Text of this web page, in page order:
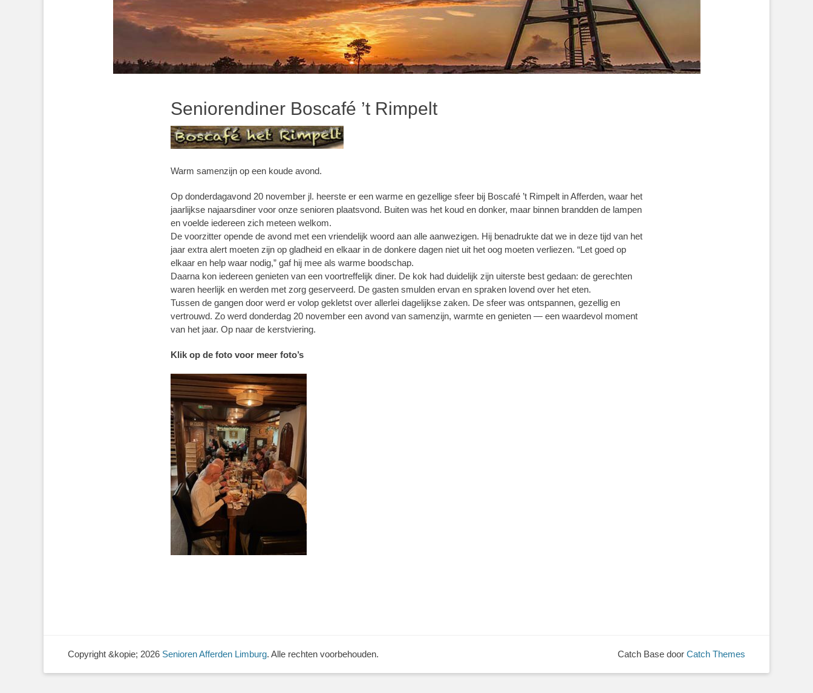
Seniorendiner Boscafé ’t Rimpelt
Warm samenzijn op een koude avond.
Op donderdagavond 20 november jl. heerste er een warme en gezellige sfeer bij Boscafé ’t Rimpelt in Afferden, waar het
jaarlijkse najaarsdiner voor onze senioren plaatsvond. Buiten was het koud en donker, maar binnen brandden de lampen
en voelde iedereen zich meteen welkom.
De voorzitter opende de avond met een vriendelijk woord aan alle aanwezigen. Hij benadrukte dat we in deze tijd van het
jaar extra alert moeten zijn op gladheid en elkaar in de donkere dagen niet uit het oog moeten verliezen. “Let goed op
elkaar en help waar nodig,” gaf hij mee als warme boodschap.
Daarna kon iedereen genieten van een voortreffelijk diner. De kok had duidelijk zijn uiterste best gedaan: de gerechten
waren heerlijk en werden met zorg geserveerd. De gasten smulden ervan en spraken lovend over het eten.
Tussen de gangen door werd er volop gekletst over allerlei dagelijkse zaken. De sfeer was ontspannen, gezellig en
vertrouwd. Zo werd donderdag 20 november een avond van samenzijn, warmte en genieten — een waardevol moment
van het jaar. Op naar de kerstviering.
Klik op de foto voor meer foto’s
Copyright &kopie; 2026 Senioren Afferden Limburg. Alle rechten voorbehouden. Catch Base door Catch Themes